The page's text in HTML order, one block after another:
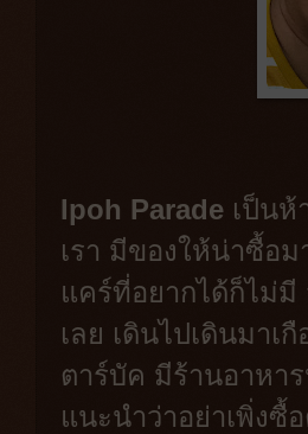
Ipoh Parade เป็น
เรา มีของให้น่าซื้อ
แคร์ที่อยากได้ก็ไม่มี
เลย เดินไปเดินมา
ตาร์บัค มีร้านอาหา
แนะนำว่าอย่าเพิ่งซื้